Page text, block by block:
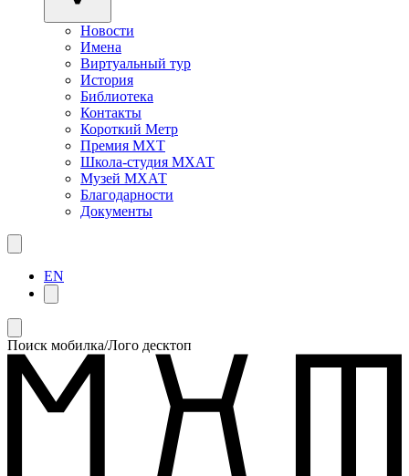
Новости
Имена
Виртуальный тур
История
Библиотека
Контакты
Короткий Метр
Премия МХТ
Школа-студия МХАТ
Музей МХАТ
Благодарности
Документы
EN
Поиск мобилка/Лого десктоп